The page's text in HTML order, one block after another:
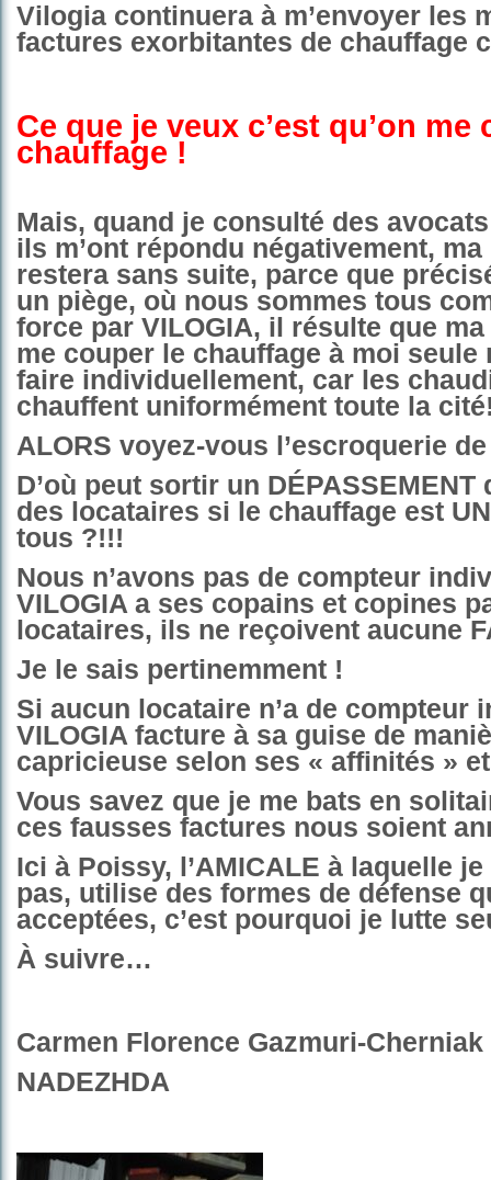
Vilogia continuera à m’envoyer les
factures exorbitantes de chauffage
Ce que je veux c’est qu’on me
chauffage !
Mais, quand je consulté des
ils m’ont répondu négativement, ma
restera sans suite, parce que
un piège, où nous sommes tous
force par VILOGIA, il résulte que
me couper le chauffage à moi seule
faire individuellement, car les
chauffent uniformément toute la
ALORS voyez-vous l’escroquerie
D’où peut sortir un DÉPASSEMENT
des locataires si le chauffage est
tous ?!!!
Nous n’avons pas de compteur
VILOGIA a ses copains et copines
locataires, ils ne reçoivent aucune
Je le sais pertinemment !
Si aucun locataire n’a de compteur
VILOGIA facture à sa guise de
capricieuse selon ses « affinités »
Vous savez que je me bats en
ces fausses factures nous soient
Ici à Poissy, l’AMICALE à laquelle je
pas, utilise des formes de défense
acceptées, c’est pourquoi je lutte
À suivre…
Carmen Florence Gazmuri-Cherniak
NADEZHDA